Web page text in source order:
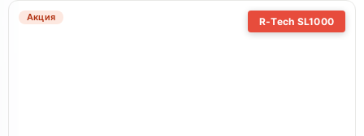
Акция R-Tech SL1000